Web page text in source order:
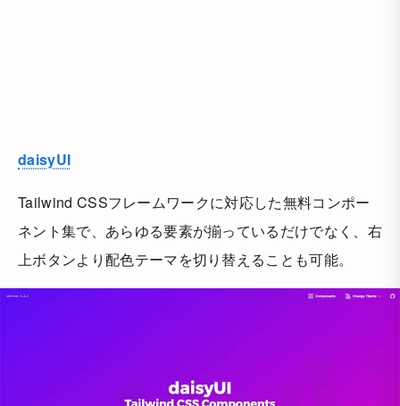
daisyUI
Tailwind CSSフレームワークに対応した無料コンポー
ネント集で、あらゆる要素が揃っているだけでなく、右
上ボタンより配色テーマを切り替えることも可能。